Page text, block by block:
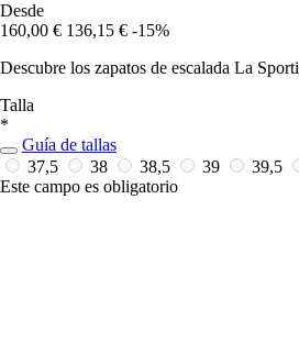
Desde
160,00 € 136,15 € -15%
Descubre los zapatos de escalada La
Talla
*
Guía de tallas
37,5
38 38,5 39 39,5
Este campo es obligatorio